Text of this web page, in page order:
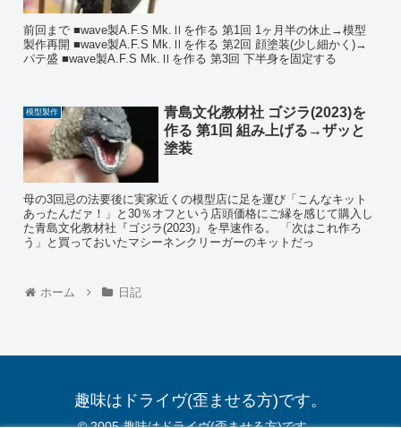
前回まで ■wave製A.F.S Mk.Ⅱを作る 第1回 1ヶ月半の休止→模型
製作再開 ■wave製A.F.S Mk.Ⅱを作る 第2回 顔塗装(少し細かく)→
パテ盛 ■wave製A.F.S Mk.Ⅱを作る 第3回 下半身を固定する
模型製作
青島文化教材社 ゴジラ(2023)を
作る 第1回 組み上げる→ザッと
塗装
母の3回忌の法要後に実家近くの模型店に足を運び「こんなキット
あったんだァ！」と30％オフという店頭価格にご縁を感じて購入し
た青島文化教材社『ゴジラ(2023)』を早速作る。 「次はこれ作ろ
う」と買っておいたマシーネンクリーガーのキットだっ
ホーム 日記
趣味はドライヴ(歪ませる方)です。